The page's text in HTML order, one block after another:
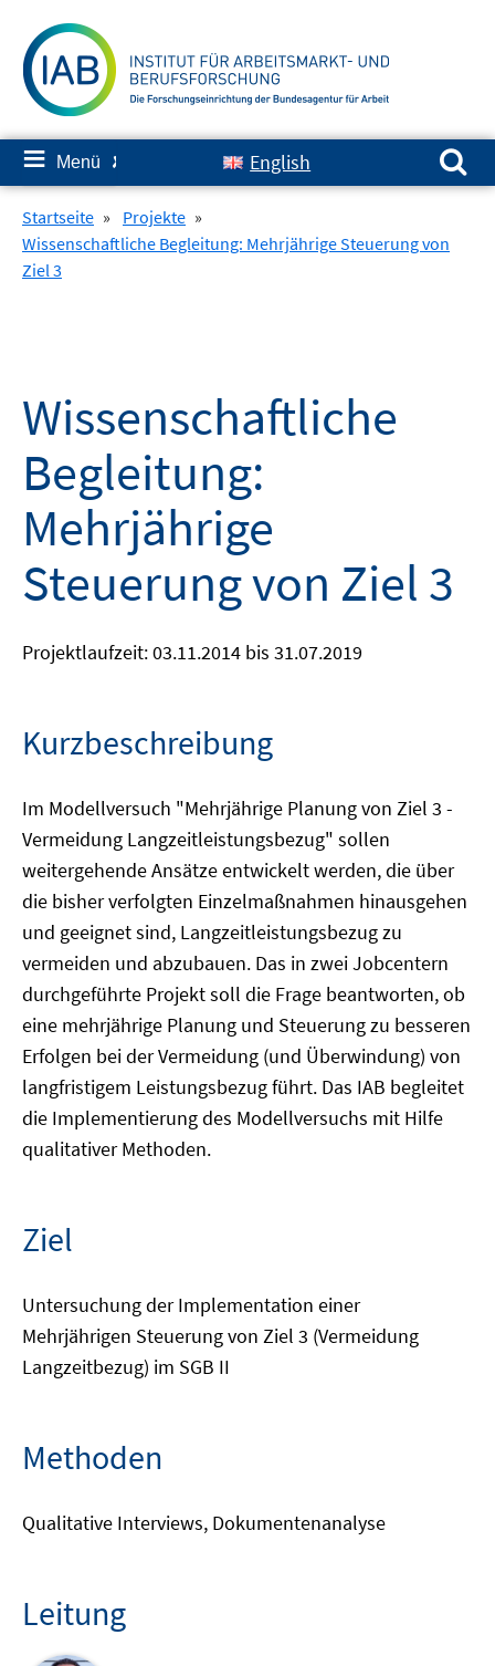
zum
Inhalt
≡ Menü ✘ English
Suchen nach:
Startseite » Projekte »
Wissenschaftliche Begleitung: Mehrjährige Steuerung von
Ziel 3
Wissenschaftliche
Begleitung:
Mehrjährige
Steuerung von Ziel 3
Projektlaufzeit: 03.11.2014 bis 31.07.2019
Kurzbeschreibung
Im Modellversuch "Mehrjährige Planung von Ziel 3 -
Vermeidung Langzeitleistungsbezug" sollen
weitergehende Ansätze entwickelt werden, die über
die bisher verfolgten Einzelmaßnahmen hinausgehen
und geeignet sind, Langzeitleistungsbezug zu
vermeiden und abzubauen. Das in zwei Jobcentern
durchgeführte Projekt soll die Frage beantworten, ob
eine mehrjährige Planung und Steuerung zu besseren
Erfolgen bei der Vermeidung (und Überwindung) von
langfristigem Leistungsbezug führt. Das IAB begleitet
die Implementierung des Modellversuchs mit Hilfe
qualitativer Methoden.
Ziel
Untersuchung der Implementation einer
Mehrjährigen Steuerung von Ziel 3 (Vermeidung
Langzeitbezug) im SGB II
Methoden
Qualitative Interviews, Dokumentenanalyse
Leitung